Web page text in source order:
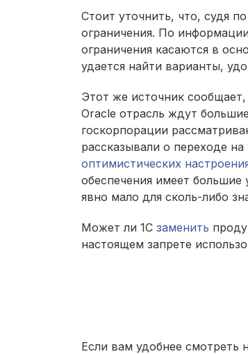
Стоит уточнить, что, судя
ограничения. По
ограничения касаются в
удается найти варианты,
Этот же источник
Oracle отрасль ждут
госкорпорации
рассказывали о переходе на
оптимистических
обеспечения имеет большие
явно мало для сколь-либо
Может ли 1С заменить
настоящем запрете
Если вам удобнее смотреть